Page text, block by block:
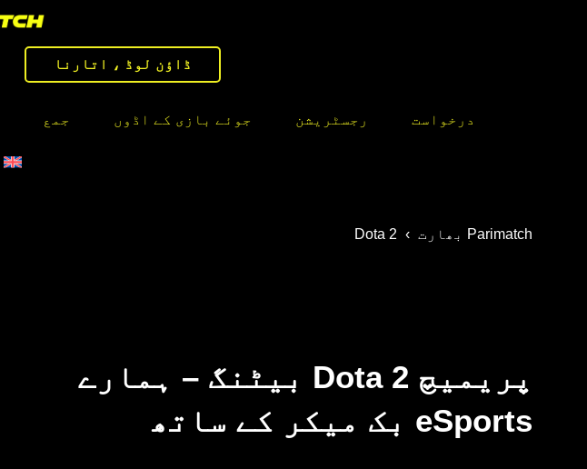
درخواست رجسٹریشن جوئے بازی کے اڈوں جمع
ڈاؤن لوڈ ، اتارنا
Parimatch بھارت ›
Dota 2
پریمیچ Dota 2 بیٹنگ – ہمارے
eSports بک میکر کے ساتھ